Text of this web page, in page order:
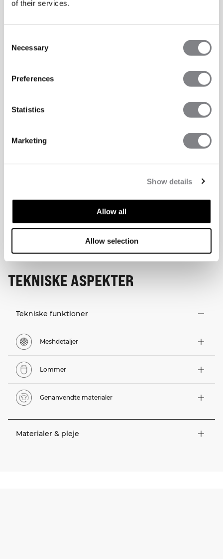
of their services.
Selection
Necessary
Preferences
Statistics
Marketing
Show details
Allow all
Allow selection
TEKNISKE ASPEKTER
Tekniske funktioner
Meshdetaljer
Lommer
Genanvendte materialer
Materialer & pleje